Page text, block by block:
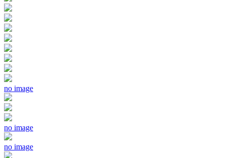
no image
no image
no image